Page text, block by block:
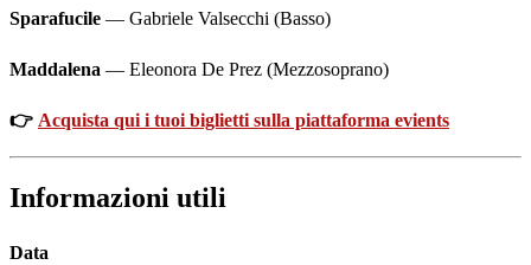
Sparafucile — Gabriele Valsecchi (Basso)
Maddalena — Eleonora De Prez (Mezzosoprano)
👉 Acquista qui i tuoi biglietti sulla piattaforma evients
Informazioni utili
Data